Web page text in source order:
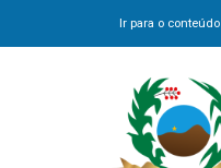
Ir para o conteúdo